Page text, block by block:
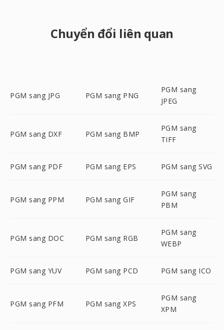
Chuyển đổi liên quan
PGM sang JPG PGM sang PNG
PGM sang
JPEG
PGM sang DXF PGM sang BMP
PGM sang
TIFF
PGM sang PDF PGM sang EPS PGM sang SVG
PGM sang PPM PGM sang GIF
PGM sang
PBM
PGM sang DOC PGM sang RGB
PGM sang
WEBP
PGM sang YUV PGM sang PCD PGM sang ICO
PGM sang PFM PGM sang XPS
PGM sang
XPM